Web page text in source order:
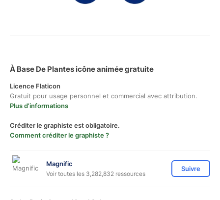
À Base De Plantes icône animée gratuite
Licence Flaticon
Gratuit pour usage personnel et commercial avec attribution.
Plus d'informations
Créditer le graphiste est obligatoire.
Comment créditer le graphiste ?
Magnific
Voir toutes les 3,282,832 ressources
Suivre